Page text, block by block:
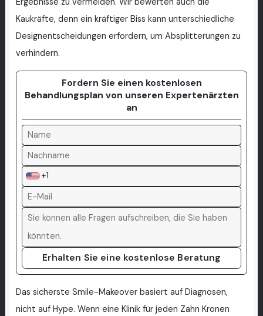
Kaukräfte, denn ein kräftiger Biss kann unterschiedliche
Designentscheidungen erfordern, um Absplitterungen zu
verhindern.
Fordern Sie einen kostenlosen
Behandlungsplan von unseren Expertenärzten
an
+1
Erhalten Sie eine kostenlose Beratung
Das sicherste Smile-Makeover basiert auf Diagnosen,
nicht auf Hype. Wenn eine Klinik für jeden Zahn Kronen